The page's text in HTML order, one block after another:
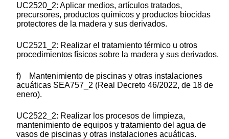
UC2520_2: Aplicar medios, artículos tratados,
precursores, productos químicos y productos biocidas
protectores de la madera y sus derivados.
UC2521_2: Realizar el tratamiento térmico u otros
procedimientos físicos sobre la madera y sus derivados.
f) Mantenimiento de piscinas y otras instalaciones
acuáticas SEA757_2 (Real Decreto 46/2022, de 18 de
enero).
UC2522_2: Realizar los procesos de limpieza,
mantenimiento de equipos y tratamiento del agua de
vasos de piscinas y otras instalaciones acuáticas.